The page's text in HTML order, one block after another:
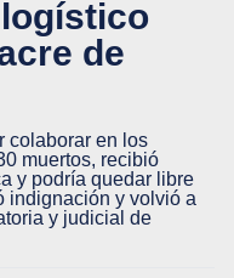
de
colaborar en los
muertos, recibió
y podría quedar libre
indignación y volvió a
y judicial de